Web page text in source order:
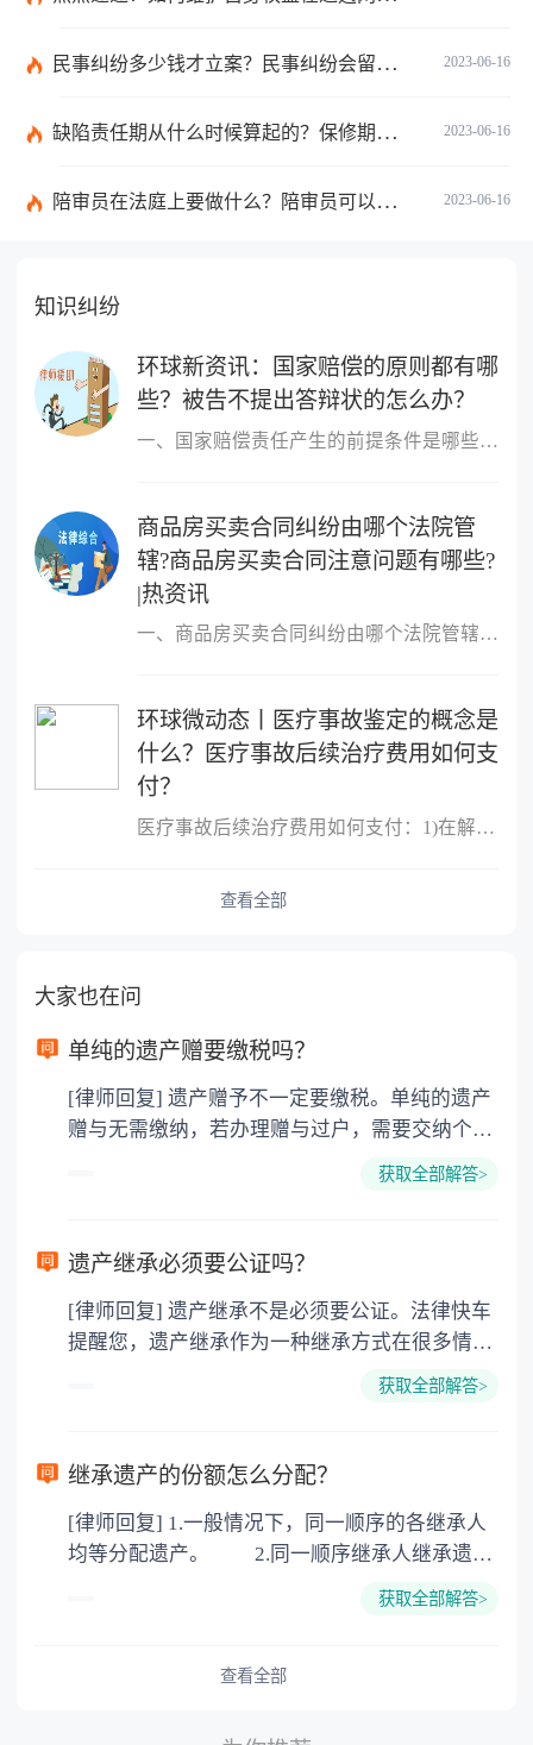
2023-06-16
民事纠纷多少钱才立案？民事纠纷会留案底吗？
2023-06-16
缺陷责任期从什么时候算起的？保修期与缺陷责任期的区别是什么？
2023-06-16
陪审员在法庭上要做什么？陪审员可以参加二审吗为什么？ 全球时讯
知识纠纷
环球新资讯：国家赔偿的原则都有哪
些？被告不提出答辩状的怎么办？
一、国家赔偿责任产生的前提条件是哪些国家赔偿责任产生的前提条件
商品房买卖合同纠纷由哪个法院管
辖?商品房买卖合同注意问题有哪些?
|热资讯
一、商品房买卖合同纠纷由哪个法院管辖?很多人的概念中，只要是房屋
环球微动态丨医疗事故鉴定的概念是
什么？医疗事故后续治疗费用如何支
付？
医疗事故后续治疗费用如何支付：1)在解决医疗事故赔偿时(即结案时)
查看全部
大家也在问
单纯的遗产赠要缴税吗？
[律师回复] 遗产赠予不一定要缴税。单纯的遗产
赠与无需缴纳，若办理赠与过户，需要交纳个人
所得税、契税和公证费。赠与过户是没有增值税
要缴纳公证费，具体如下： 1. 公证费：按房
3. 印花税：按房屋评估价的0.05%缴纳 4. 土
地增值税：按房价1%缴纳 5. 房屋产权登记费：
获取全部解答>
遗产继承必须要公证吗？
[律师回复] 遗产继承不是必须要公证。法律快车
提醒您，遗产继承作为一种继承方式在很多情况
下都是不需要公证的，当然，如果需要公正的也
以防对财产继承发生纠纷，可以对遗产继承进行
公证。
获取全部解答>
继承遗产的份额怎么分配？
[律师回复] 1.一般情况下，同一顺序的各继承人
均等分配遗产。 2.同一顺序继承人继承遗产
或者与被继承人共同生活的继承人，分配遗产
的继承人，不尽扶养义务的，分配遗产时，应当
获取全部解答>
查看全部